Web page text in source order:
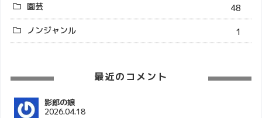
園芸
48
ノンジャンル
1
最近のコメント
影郎の娘
2026.04.18